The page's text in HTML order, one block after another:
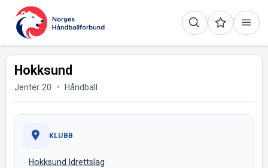
Hokksund
Jenter 20 Håndball
KLUBB
Hokksund Idrettslag